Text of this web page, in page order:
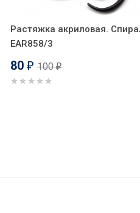
Растяжка акриловая.
EAR858/3
80 ₽ 100₽
титановое